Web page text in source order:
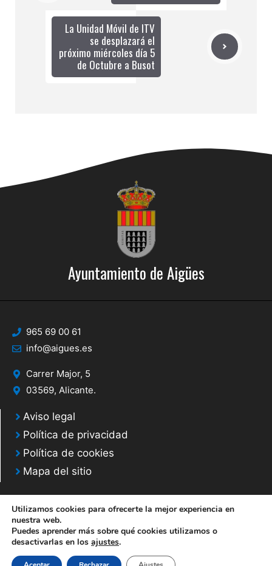
La Unidad Móvil de ITV
se desplazará el
próximo miércoles día 5
de Octubre a Busot
Ayuntamiento de Aigües
965 69 00 61
info@aigues.es
Carrer Major, 5
03569, Alicante.
Aviso legal
Política de privacidad
Política de cookies
Mapa del sitio
© 2020 Web desarrollada por el Servicio de Informática de Diputación de
Utilizamos cookies para ofrecerte la mejor experiencia en
nuestra web.
Puedes aprender más sobre qué cookies utilizamos o
desactivarlas en los ajustes.